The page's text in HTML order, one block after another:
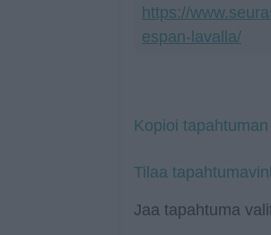
https://
espan-lavalla/
Kopioi
Tilaa
Jaa tapahtuma